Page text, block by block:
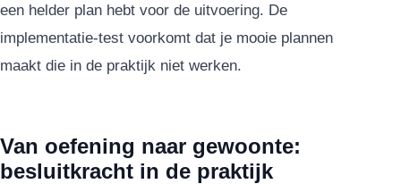
een helder plan hebt voor de uitvoering. De
implementatie-test voorkomt dat je mooie plannen
maakt die in de praktijk niet werken.
Van oefening naar gewoonte:
besluitkracht in de praktijk